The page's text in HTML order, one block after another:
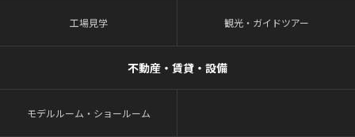
工場見学 観光・ガイドツアー
不動産・賃貸・設備
モデルルーム・ショールーム